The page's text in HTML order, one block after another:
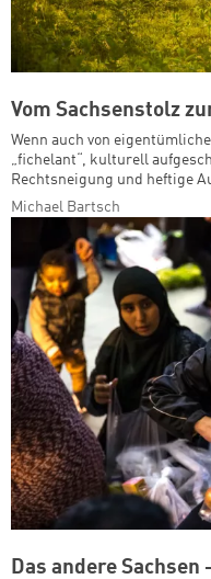
Vom Sachsenstolz
Wenn auch von
„fichelant“, kulturell
Rechtsneigung und heftige
Michael Bartsch
Das andere